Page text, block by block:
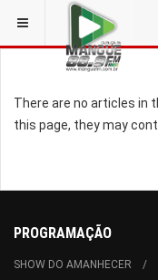
There are no articles in
this page, they may
PROGRAMAÇÃO
SHOW DO AMANHECER